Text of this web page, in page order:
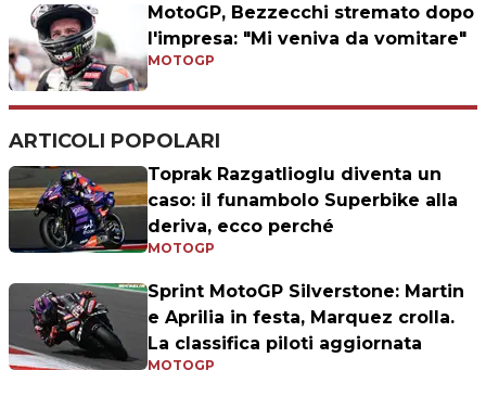
MotoGP, Bezzecchi stremato dopo
l'impresa: "Mi veniva da vomitare"
MOTOGP
ARTICOLI POPOLARI
Toprak Razgatlioglu diventa un
caso: il funambolo Superbike alla
deriva, ecco perché
MOTOGP
Sprint MotoGP Silverstone: Martin
e Aprilia in festa, Marquez crolla.
La classifica piloti aggiornata
MOTOGP